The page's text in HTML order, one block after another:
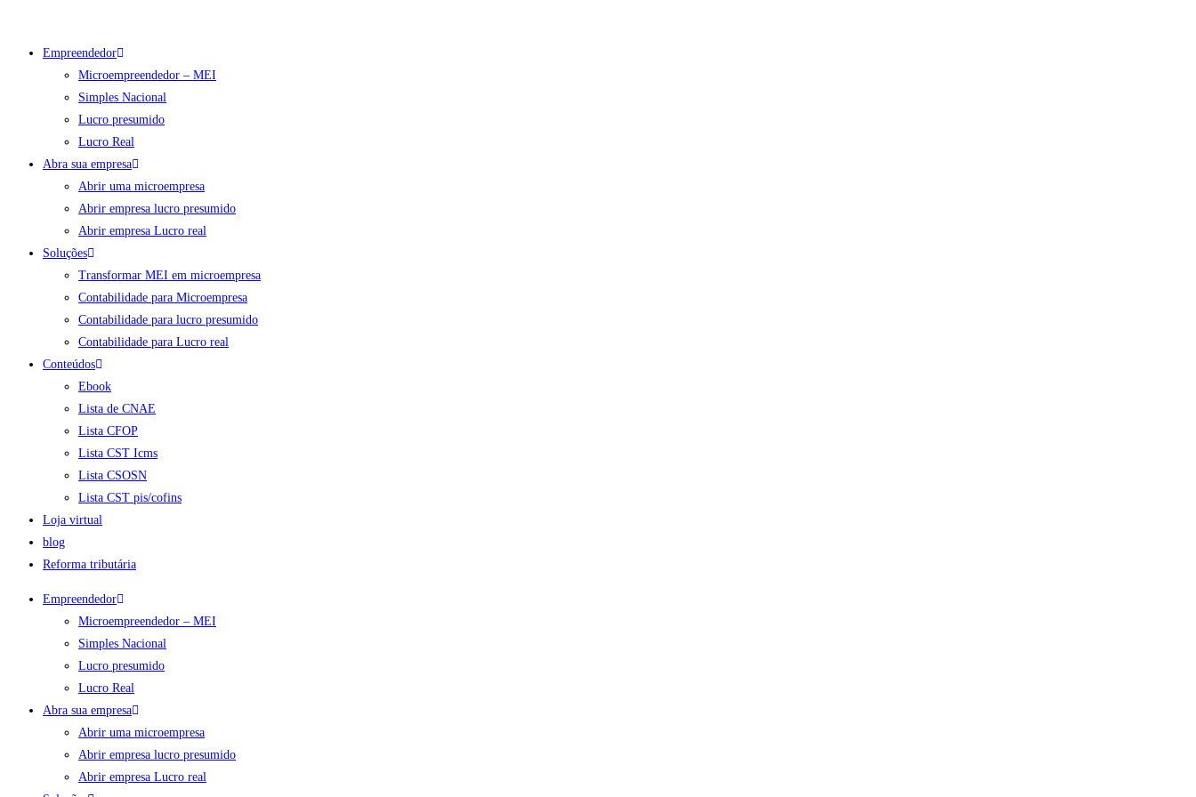
Empreendedor
Microempreendedor – MEI
Simples Nacional
Lucro presumido
Lucro Real
Abra sua empresa
Abrir uma microempresa
Abrir empresa lucro presumido
Abrir empresa Lucro real
Soluções
Transformar MEI em microempresa
Contabilidade para Microempresa
Contabilidade para lucro presumido
Contabilidade para Lucro real
Conteúdos
Ebook
Lista de CNAE
Lista CFOP
Lista CST Icms
Lista CSOSN
Lista CST pis/cofins
Loja virtual
blog
Reforma tributária
Empreendedor
Microempreendedor – MEI
Simples Nacional
Lucro presumido
Lucro Real
Abra sua empresa
Abrir uma microempresa
Abrir empresa lucro presumido
Abrir empresa Lucro real